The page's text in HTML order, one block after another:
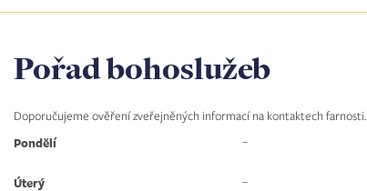
Pořad bohoslužeb
Doporučujeme ověření zveřejněných informací na kontaktech farnosti.
Pondělí
–
Úterý –